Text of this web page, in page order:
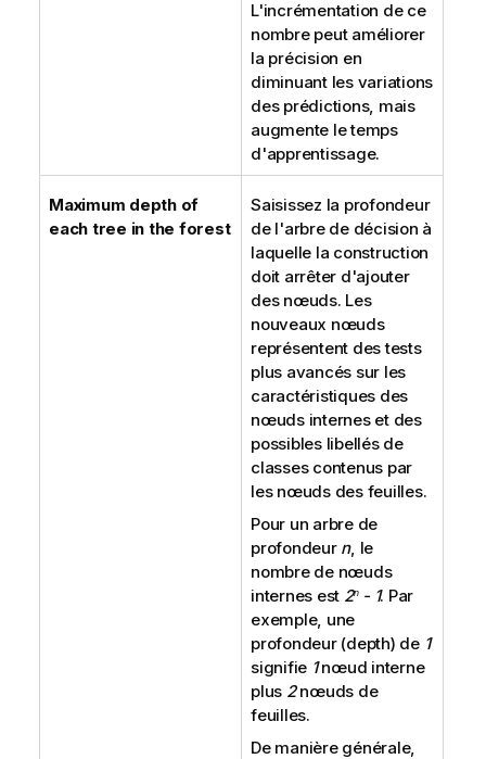
L'incrémentation de ce
nombre peut améliorer
la précision en
diminuant les variations
des prédictions, mais
augmente le temps
d'apprentissage.
Maximum depth of
each tree in the forest
Saisissez la profondeur
de l'arbre de décision à
laquelle la construction
doit arrêter d'ajouter
des nœuds. Les
nouveaux nœuds
représentent des tests
plus avancés sur les
caractéristiques des
nœuds internes et des
possibles libellés de
classes contenus par
les nœuds des feuilles.
Pour un arbre de
profondeur n, le
nombre de nœuds
internes est 2n- 1. Par
exemple, une
profondeur (depth) de 1
signifie 1nœud interne
plus 2nœuds de
feuilles.
De manière générale,